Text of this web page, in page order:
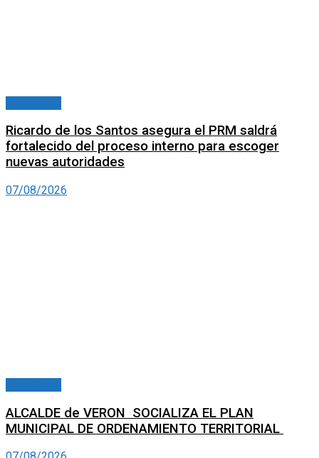
Ricardo de los Santos asegura el PRM saldrá
fortalecido del proceso interno para escoger
nuevas autoridades
07/08/2026
ALCALDE de VERON SOCIALIZA EL PLAN
MUNICIPAL DE ORDENAMIENTO TERRITORIAL